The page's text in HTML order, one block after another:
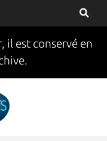
il est conservé en